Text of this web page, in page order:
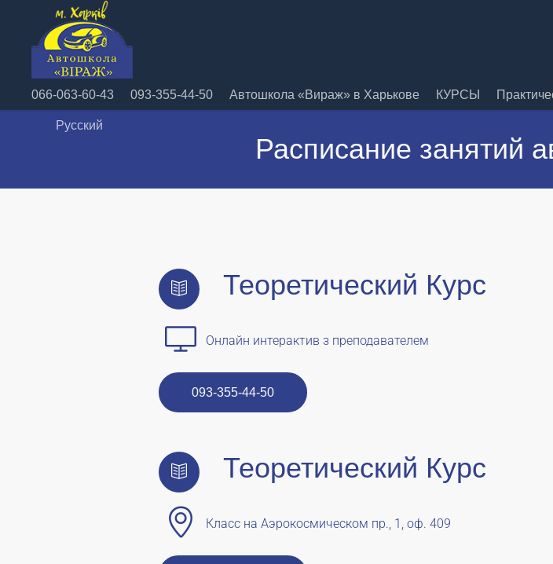
066-063-60-43 093-355-44-50 Автошкола «Вираж» в Харькове КУРСЫ
Русский
Расписание занятий
Теоретический Курс
Онлайн интерактив з преподавателем
093-355-44-50
Теоретический Курс
Класс на Аэрокосмическом пр., 1, оф. 409